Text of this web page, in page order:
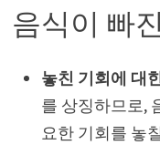
음식이 빠
놓친 기회에 대
를 상징하므로,
요한 기회를 놓